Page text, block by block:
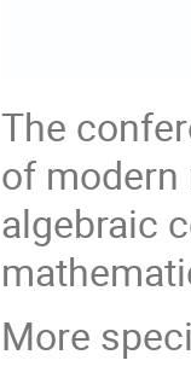
The
of
algebraic
More